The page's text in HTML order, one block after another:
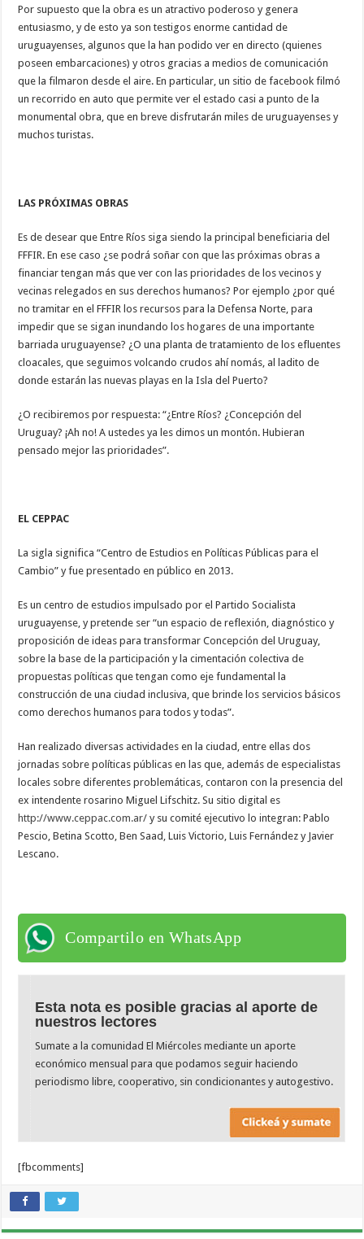
Por supuesto que la obra es un atractivo poderoso y genera
entusiasmo, y de esto ya son testigos enorme cantidad de
uruguayenses, algunos que la han podido ver en directo (quienes
poseen embarcaciones) y otros gracias a medios de comunicación
que la filmaron desde el aire. En particular, un sitio de facebook filmó
un recorrido en auto que permite ver el estado casi a punto de la
monumental obra, que en breve disfrutarán miles de uruguayenses y
muchos turistas.
LAS PRÓXIMAS OBRAS
Es de desear que Entre Ríos siga siendo la principal beneficiaria del
FFFIR. En ese caso ¿se podrá soñar con que las próximas obras a
financiar tengan más que ver con las prioridades de los vecinos y
vecinas relegados en sus derechos humanos? Por ejemplo ¿por qué
no tramitar en el FFFIR los recursos para la Defensa Norte, para
impedir que se sigan inundando los hogares de una importante
barriada uruguayense? ¿O una planta de tratamiento de los efluentes
cloacales, que seguimos volcando crudos ahí nomás, al ladito de
donde estarán las nuevas playas en la Isla del Puerto?
¿O recibiremos por respuesta: “¿Entre Ríos? ¿Concepción del
Uruguay? ¡Ah no! A ustedes ya les dimos un montón. Hubieran
pensado mejor las prioridades”.
EL CEPPAC
La sigla significa “Centro de Estudios en Políticas Públicas para el
Cambio” y fue presentado en público en 2013.
Es un centro de estudios impulsado por el Partido Socialista
uruguayense, y pretende ser “un espacio de reflexión, diagnóstico y
proposición de ideas para transformar Concepción del Uruguay,
sobre la base de la participación y la cimentación colectiva de
propuestas políticas que tengan como eje fundamental la
construcción de una ciudad inclusiva, que brinde los servicios básicos
como derechos humanos para todos y todas”.
Han realizado diversas actividades en la ciudad, entre ellas dos
jornadas sobre políticas públicas en las que, además de especialistas
locales sobre diferentes problemáticas, contaron con la presencia del
ex intendente rosarino Miguel Lifschitz. Su sitio digital es
http://www.ceppac.com.ar/ y su comité ejecutivo lo integran: Pablo
Pescio, Betina Scotto, Ben Saad, Luis Victorio, Luis Fernández y Javier
Lescano.
Compartilo en WhatsApp
Esta nota es posible gracias al aporte de
nuestros lectores
Sumate a la comunidad El Miércoles mediante un aporte
económico mensual para que podamos seguir haciendo
periodismo libre, cooperativo, sin condicionantes y autogestivo.
[fbcomments]